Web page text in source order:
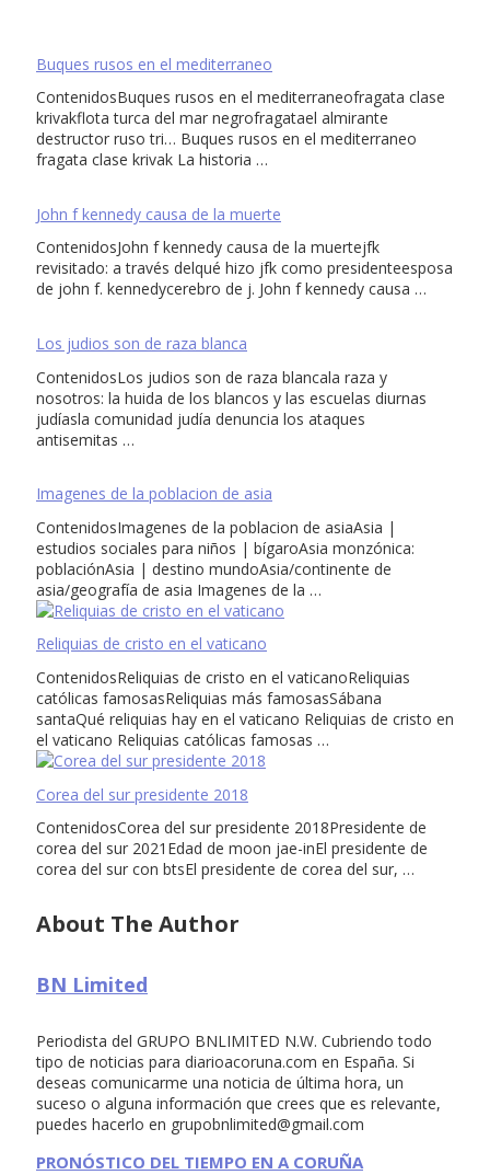
Buques rusos en el mediterraneo
ContenidosBuques rusos en el mediterraneofragata clase
krivakflota turca del mar negrofragatael almirante
destructor ruso tri… Buques rusos en el mediterraneo
fragata clase krivak La historia …
John f kennedy causa de la muerte
ContenidosJohn f kennedy causa de la muertejfk
revisitado: a través delqué hizo jfk como presidenteesposa
de john f. kennedycerebro de j. John f kennedy causa …
Los judios son de raza blanca
ContenidosLos judios son de raza blancala raza y
nosotros: la huida de los blancos y las escuelas diurnas
judíasla comunidad judía denuncia los ataques
antisemitas …
Imagenes de la poblacion de asia
ContenidosImagenes de la poblacion de asiaAsia |
estudios sociales para niños | bígaroAsia monzónica:
poblaciónAsia | destino mundoAsia/continente de
asia/geografía de asia Imagenes de la …
Reliquias de cristo en el vaticano
ContenidosReliquias de cristo en el vaticanoReliquias
católicas famosasReliquias más famosasSábana
santaQué reliquias hay en el vaticano Reliquias de cristo en
el vaticano Reliquias católicas famosas …
Corea del sur presidente 2018
ContenidosCorea del sur presidente 2018Presidente de
corea del sur 2021Edad de moon jae-inEl presidente de
corea del sur con btsEl presidente de corea del sur, …
About The Author
BN Limited
Periodista del GRUPO BNLIMITED N.W. Cubriendo todo
tipo de noticias para diarioacoruna.com en España. Si
deseas comunicarme una noticia de última hora, un
suceso o alguna información que crees que es relevante,
puedes hacerlo en grupobnlimited@gmail.com
PRONÓSTICO DEL TIEMPO EN A CORUÑA